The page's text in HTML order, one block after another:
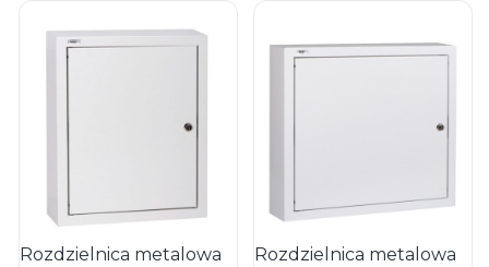
Rozdzielnica metalowa
Rozdzielnica metalowa